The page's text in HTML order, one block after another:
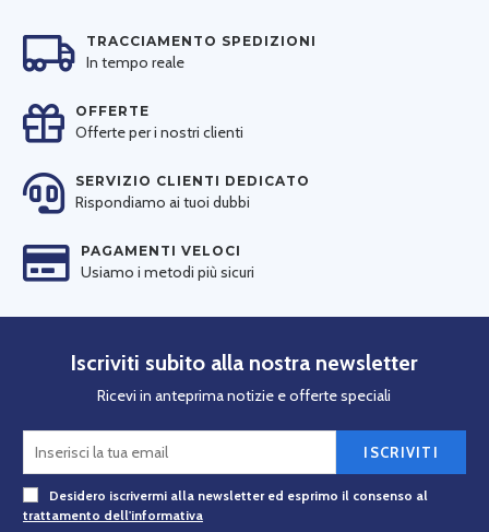
TRACCIAMENTO SPEDIZIONI
In tempo reale
OFFERTE
Offerte per i nostri clienti
SERVIZIO CLIENTI DEDICATO
Rispondiamo ai tuoi dubbi
PAGAMENTI VELOCI
Usiamo i metodi più sicuri
Iscriviti subito alla nostra newsletter
Ricevi in anteprima notizie e offerte speciali
ISCRIVITI
Desidero iscrivermi alla newsletter ed esprimo il consenso al
trattamento dell'informativa